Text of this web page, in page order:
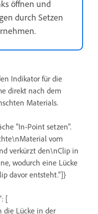
öffnen und
durch Setzen
Indikator für die
direkt nach dem
Materials.
"In-Point setzen".
vom
verkürzt den\nClip in
wodurch eine Lücke
davor entsteht."]}
[
die Lücke in der